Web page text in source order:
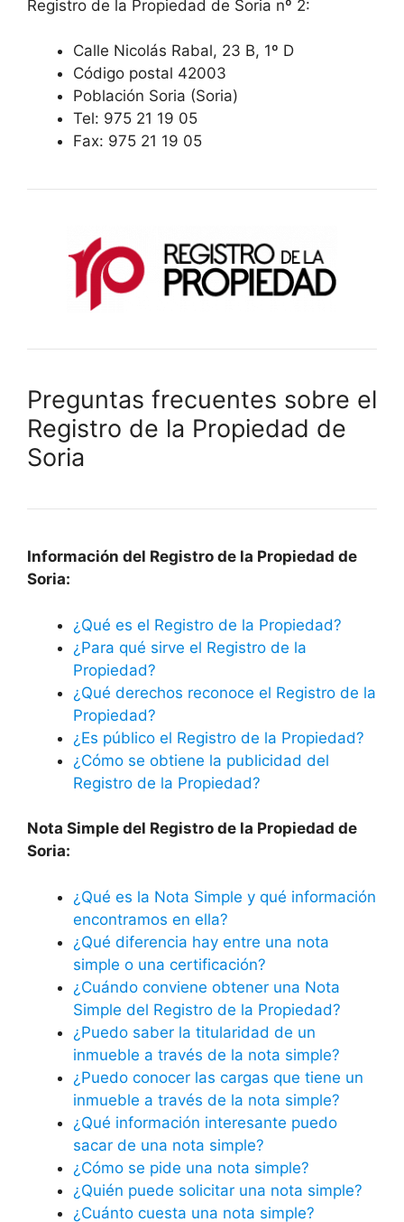
Registro de la Propiedad de Soria nº 2:
Calle Nicolás Rabal, 23 B, 1º D
Código postal 42003
Población Soria (Soria)
Tel: 975 21 19 05
Fax: 975 21 19 05
Preguntas frecuentes sobre el
Registro de la Propiedad de
Soria
Información del Registro de la Propiedad de
Soria:
¿Qué es el Registro de la Propiedad?
¿Para qué sirve el Registro de la
Propiedad?
¿Qué derechos reconoce el Registro de la
Propiedad?
¿Es público el Registro de la Propiedad?
¿Cómo se obtiene la publicidad del
Registro de la Propiedad?
Nota Simple del Registro de la Propiedad de
Soria:
¿Qué es la Nota Simple y qué información
encontramos en ella?
¿Qué diferencia hay entre una nota
simple o una certificación?
¿Cuándo conviene obtener una Nota
Simple del Registro de la Propiedad?
¿Puedo saber la titularidad de un
inmueble a través de la nota simple?
¿Puedo conocer las cargas que tiene un
inmueble a través de la nota simple?
¿Qué información interesante puedo
sacar de una nota simple?
¿Cómo se pide una nota simple?
¿Quién puede solicitar una nota simple?
¿Cuánto cuesta una nota simple?